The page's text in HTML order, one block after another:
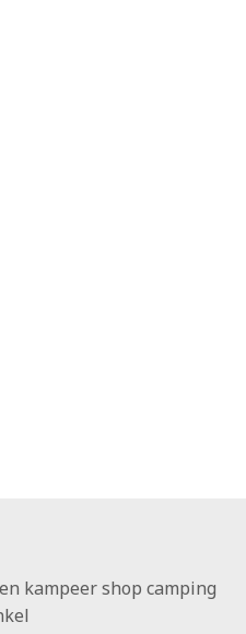
kampeer shop camping